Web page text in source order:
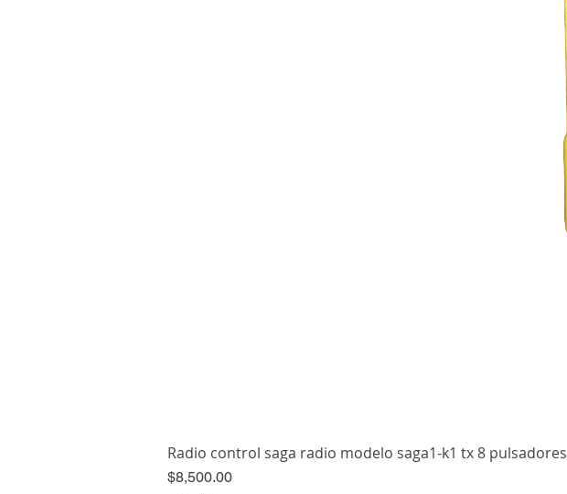
Radio control saga radio modelo saga1-k1 tx 8 pulsadores
Precio
$8,500.00